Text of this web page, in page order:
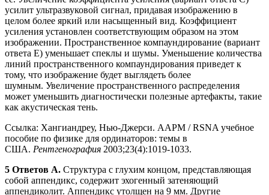
усилит ультразвуковой сигнал, придавая изображению в
целом более яркий или насыщенный вид. Коэффициент
усиления установлен соответствующим образом на этом
изображении. Пространственное компаундирование (вариант
ответа E) уменьшает спеклы и шумы. Уменьшение количества
линий пространственного компаундирования приведет к
тому, что изображение будет выглядеть более
шумным. Увеличение пространственного распределения
может уменьшить диагностически полезные артефакты, такие
как акустическая тень.
Ссылка: Хангиандреу, Нью-Джерси. AAPM / RSNA учебное
пособие по физике для ординаторов: темы в
США. Рентгенография 2003;23(4):1019-1033.
5 Ответов A. Структура с глухим концом, представляющая
собой аппендикс, содержит эхогенный затеняющий
аппендиколит. Аппендикс утолщен на 9 мм. Другие